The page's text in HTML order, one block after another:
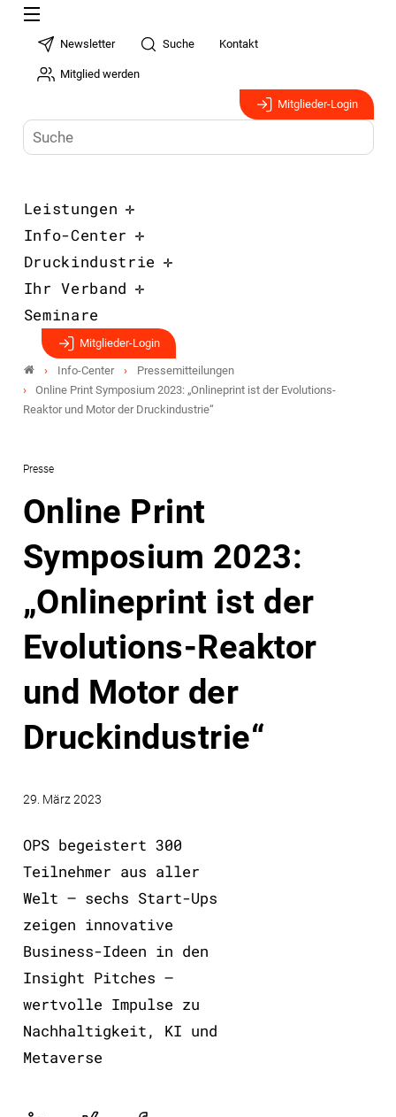
Newsletter Suche Kontakt
Mitglied werden
Mitglieder-Login
Leistungen
Info-Center
Druckindustrie
Ihr Verband
Seminare
Mitglieder-Login
Info-Center
Pressemitteilungen
Online Print Symposium 2023: „Onlineprint ist der Evolutions-
Reaktor und Motor der Druckindustrie“
Presse
Online Print
Symposium 2023:
„Onlineprint ist der
Evolutions-Reaktor
und Motor der
Druckindustrie“
29. März 2023
OPS begeistert 300
Teilnehmer aus aller
Welt – sechs Start-Ups
zeigen innovative
Business-Ideen in den
Insight Pitches –
wertvolle Impulse zu
Nachhaltigkeit, KI und
Metaverse